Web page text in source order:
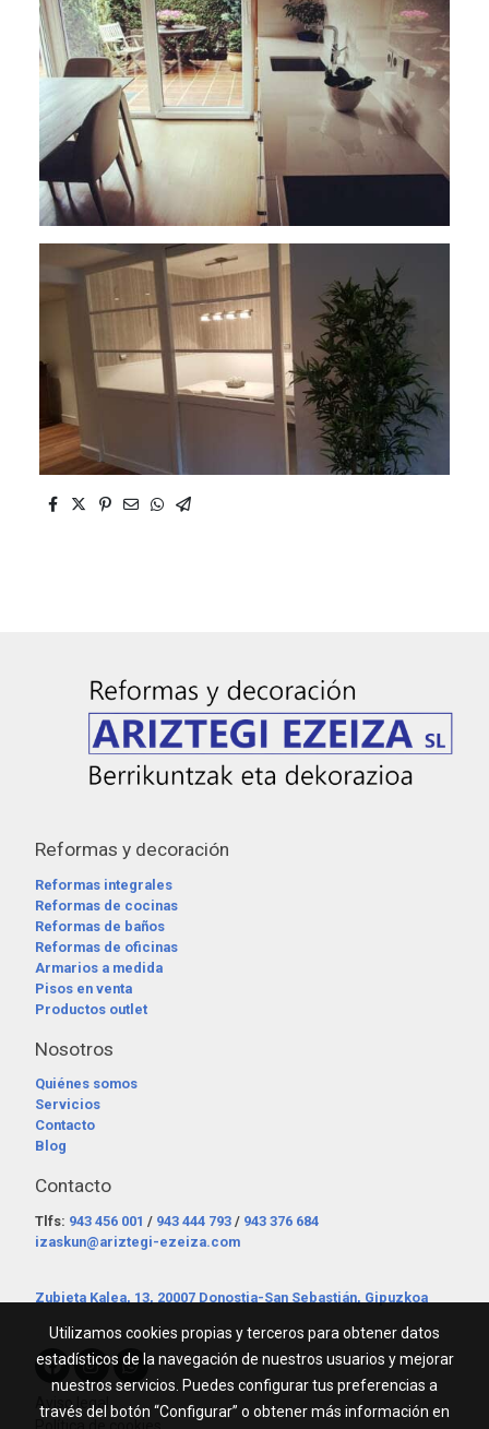
Reformas y decoración
Reformas integrales
Reformas de cocinas
Reformas de baños
Reformas de oficinas
Armarios a medida
Pisos en venta
Productos outlet
Nosotros
Quiénes somos
Servicios
Contacto
Blog
Contacto
Tlfs: 943 456 001 / 943 444 793 / 943 376 684
izaskun@ariztegi-ezeiza.com
Zubieta Kalea, 13, 20007 Donostia-San Sebastián, Gipuzkoa
Aviso legal
Utilizamos cookies propias y terceros para obtener datos
estadísticos de la navegación de nuestros usuarios y mejorar
nuestros servicios. Puedes configurar tus preferencias a
través del botón “Configurar” o obtener más información en